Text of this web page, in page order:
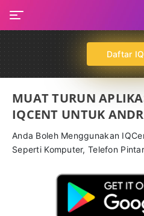
Daftar
MUAT TURUN
IQCENT UNTUK
Anda Boleh Menggunakan
Seperti Komputer, Telefon